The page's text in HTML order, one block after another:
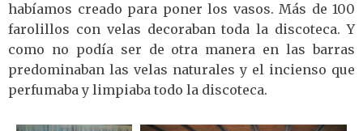
habíamos creado para poner los vasos. Más de 100
farolillos con velas decoraban toda la discoteca. Y
como no podía ser de otra manera en las barras
predominaban las velas naturales y el incienso que
perfumaba y limpiaba todo la discoteca.